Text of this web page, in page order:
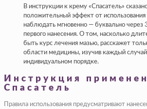
В инструкции к крему «Спасатель»
положительный эффект от
наблюдать мгновенно — буквально через
первого нанесения. О том, насколько
быть курс лечения мазью, расскажет
области медицины, изучив каждый
индивидуальном порядке.
Инструкция
Спасатель
Правила использования предусматривают